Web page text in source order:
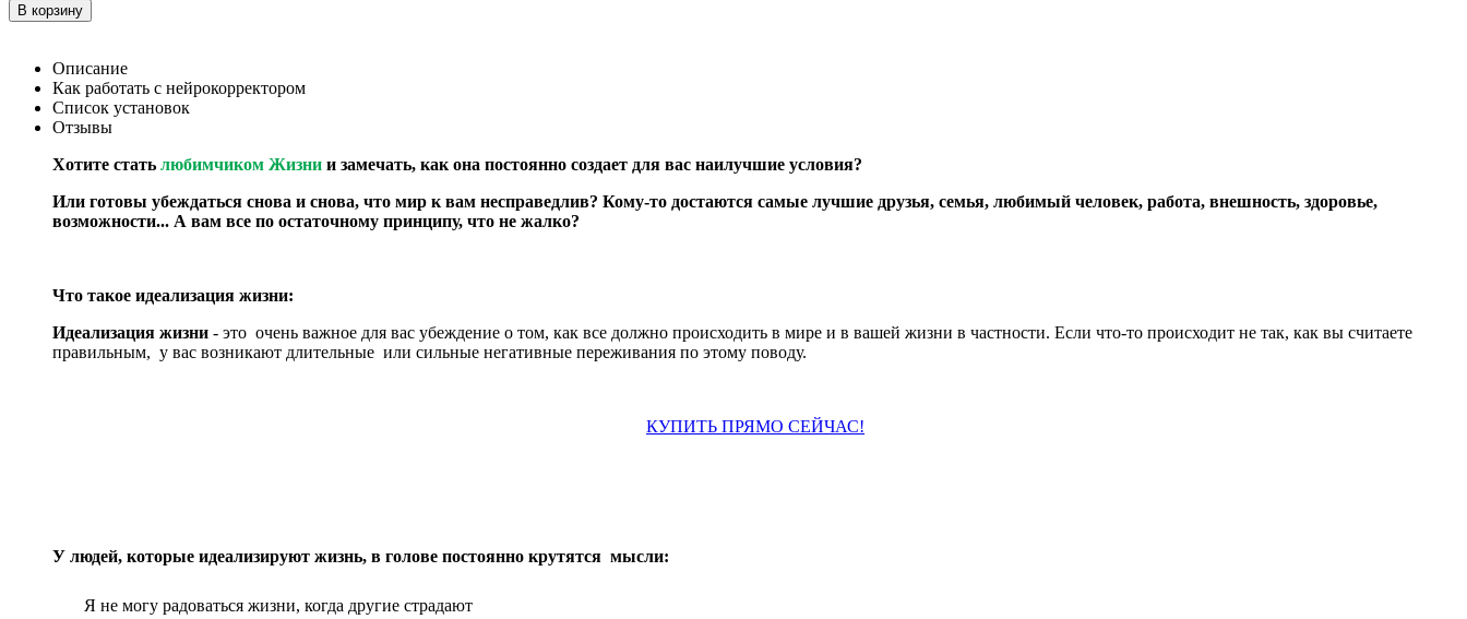
В корзину
Описание
Как работать с нейрокорректором
Список установок
Отзывы
Хотите стать любимчиком Жизни и замечать, как она постоянно создает для вас наилучшие условия?
Или готовы убеждаться снова и снова, что мир к вам несправедлив? Кому-то достаются самые лучшие друзья, семья, любимый человек, работа, внешность, здоровье,
возможности... А вам все по остаточному принципу, что не жалко?
Что такое идеализация жизни:
Идеализация жизни - это очень важное для вас убеждение о том, как все должно происходить в мире и в вашей жизни в частности. Если что-то происходит не так, как вы считаете
правильным, у вас возникают длительные или сильные негативные переживания по этому поводу.
КУПИТЬ ПРЯМО СЕЙЧАС!
У людей, которые идеализируют жизнь, в голове постоянно крутятся мысли:
Я не могу радоваться жизни, когда другие страдают